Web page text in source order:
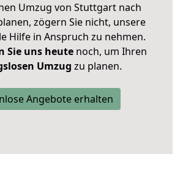
Umzug von Stuttgart nach
zögern Sie nicht, unsere
Hilfe in Anspruch zu nehmen.
Sie uns heutenoch, um Ihren
Umzug zu planen.
Angebote erhalten